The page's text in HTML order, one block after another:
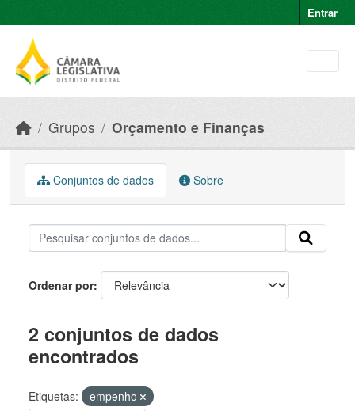
Entrar
Grupos Orçamento e Finanças
Conjuntos de dados Sobre
Ordenar por
2 conjuntos de dados
encontrados
Etiquetas:
empenho